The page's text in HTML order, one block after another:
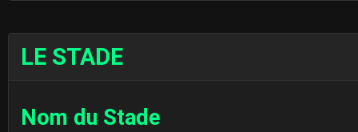
LE STADE
Nom du Stade